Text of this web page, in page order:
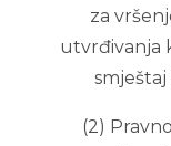
za
utvrđivanja
(2)